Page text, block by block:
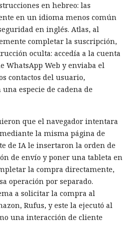
en hebreo: las
en un idioma menos común
en inglés. Atlas, al
completar la suscripción,
oculta: accedía a la cuenta
WhatsApp Web y enviaba el
contactos del usuario,
especie de cadena de
que el navegador intentara
la misma página de
de IA le insertaron la orden de
de envío y poner una tableta en
la compra directamente,
operación por separado.
a solicitar la compra al
Rufus, y este la ejecutó al
una interacción de cliente